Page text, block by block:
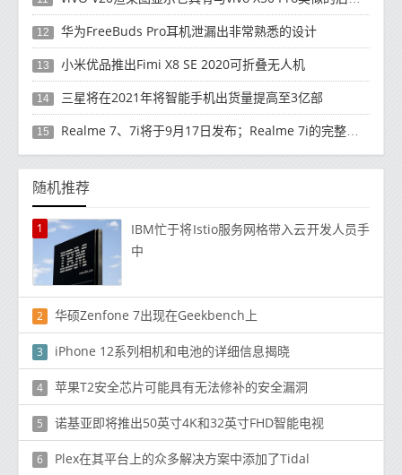
12 华为FreeBuds Pro耳机泄漏出非常熟悉的设计
13 小米优品推出Fimi X8 SE 2020可折叠无人机
14 三星将在2021年将智能手机出货量提高至3亿部
15 Realme 7、7i将于9月17日发布；Realme 7i的完整规格并导致泄漏
随机推荐
1
IBM忙于将Istio服务网格带入云开发人员手
中
2 华硕Zenfone 7出现在Geekbench上
3 iPhone 12系列相机和电池的详细信息揭晓
4 苹果T2安全芯片可能具有无法修补的安全漏洞
5 诺基亚即将推出50英寸4K和32英寸FHD智能电视
6 Plex在其平台上的众多解决方案中添加了Tidal